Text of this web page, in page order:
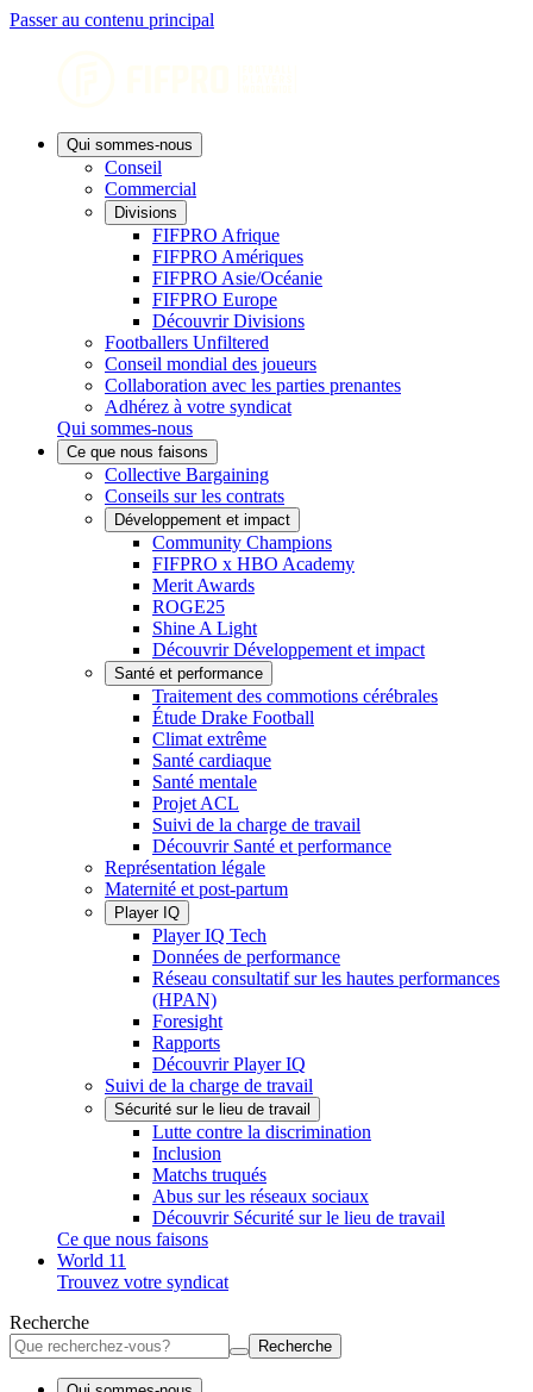
Passer au contenu principal
Qui sommes-nous
Conseil
Commercial
Divisions
FIFPRO Afrique
FIFPRO Amériques
FIFPRO Asie/Océanie
FIFPRO Europe
Découvrir Divisions
Footballers Unfiltered
Conseil mondial des joueurs
Collaboration avec les parties prenantes
Adhérez à votre syndicat
Qui sommes-nous
Ce que nous faisons
Collective Bargaining
Conseils sur les contrats
Développement et impact
Community Champions
FIFPRO x HBO Academy
Merit Awards
ROGE25
Shine A Light
Découvrir Développement et impact
Santé et performance
Traitement des commotions cérébrales
Étude Drake Football
Climat extrême
Santé cardiaque
Santé mentale
Projet ACL
Suivi de la charge de travail
Découvrir Santé et performance
Représentation légale
Maternité et post-partum
Player IQ
Player IQ Tech
Données de performance
Réseau consultatif sur les hautes performances
(HPAN)
Foresight
Rapports
Découvrir Player IQ
Suivi de la charge de travail
Sécurité sur le lieu de travail
Lutte contre la discrimination
Inclusion
Matchs truqués
Abus sur les réseaux sociaux
Découvrir Sécurité sur le lieu de travail
Ce que nous faisons
World 11
Trouvez votre syndicat
Recherche
Recherche